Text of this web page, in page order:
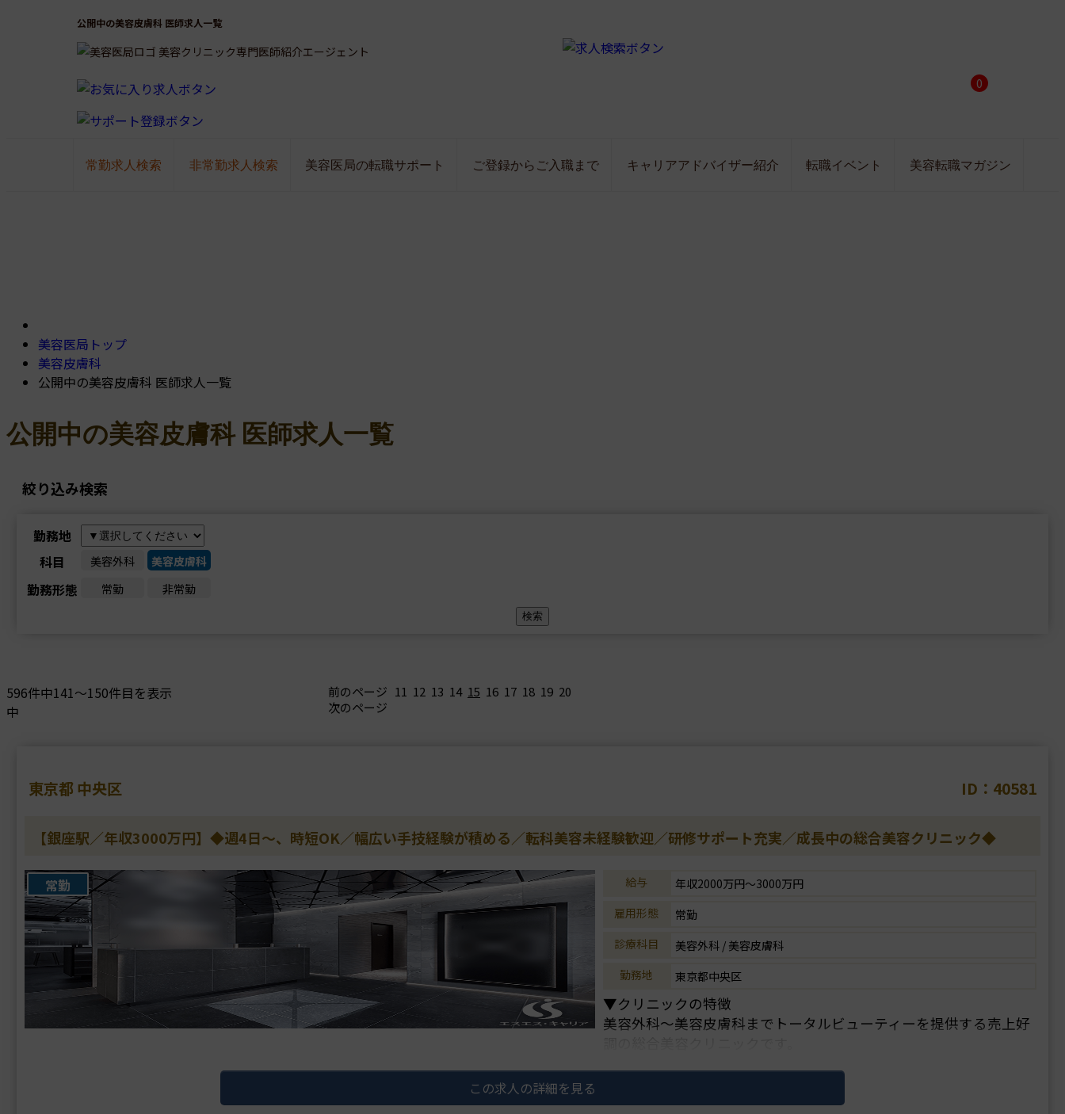
公開中の美容皮膚科 医師求人一覧
美容クリニック専門医師紹介エージェント
0
常勤求人検索 非常勤求人検索 美容医局の転職サポート ご登録からご入職まで キャリアアドバイザー紹介 転職イベント 美容転職マガジン
美容医局トップ
美容皮膚科
公開中の美容皮膚科 医師求人一覧
公開中の美容皮膚科 医師求人一覧
絞り込み検索
勤務地
科目
美容外科 美容皮膚科
勤務形態 常勤 非常勤
596件中141～150件目を表示
中
前のページ 11 12 13 14 15 16 17 18 19 20
次のページ
東京都 中央区 ID：40581
【銀座駅／年収3000万円】◆週4日～、時短OK／幅広い手技経験が積める／転科美容未経験歓迎／研修サポート充実／成長中の総合美容クリニック◆
常勤 給与
年収2000万円～3000万円
雇用形態
常勤
診療科目
美容外科 / 美容皮膚科
勤務地
東京都中央区
▼クリニックの特徴
美容外科～美容皮膚科までトータルビューティーを提供する売上好
SNSマーケター、WEBマーケターなどの部署があり、医師ごとのブ
この求人の詳細を見る